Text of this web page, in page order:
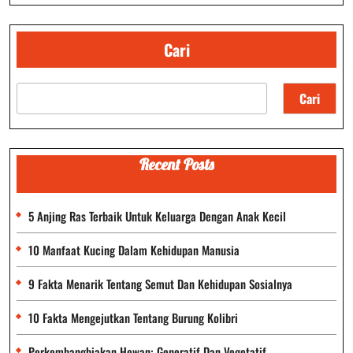
Cari
Cari
Recent Posts
5 Anjing Ras Terbaik Untuk Keluarga Dengan Anak Kecil
10 Manfaat Kucing Dalam Kehidupan Manusia
9 Fakta Menarik Tentang Semut Dan Kehidupan Sosialnya
10 Fakta Mengejutkan Tentang Burung Kolibri